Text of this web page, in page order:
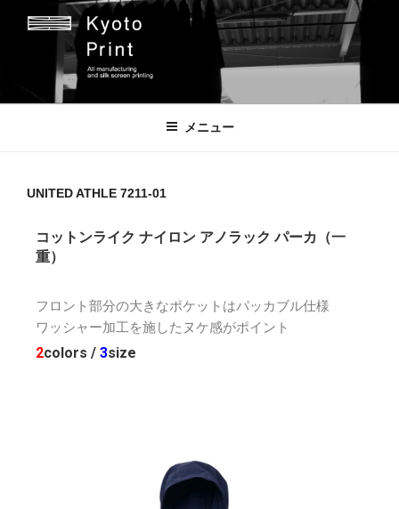
京都プリント
京都市のオリジナルプリント会社
メニュー
UNITED ATHLE 7211-01
コットンライク ナイロン アノラック パーカ（一
重）
フロント部分の大きなポケットはパッカブル仕様
ワッシャー加工を施したヌケ感がポイント
2colors / 3size